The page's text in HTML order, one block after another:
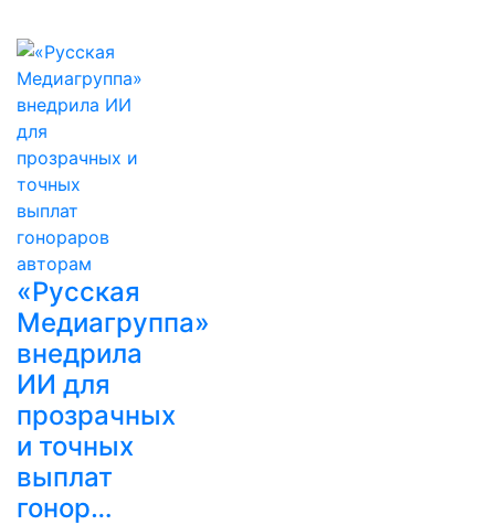
«Русская
Медиагруппа»
внедрила
ИИ для
прозрачных
и точных
выплат
гонор…